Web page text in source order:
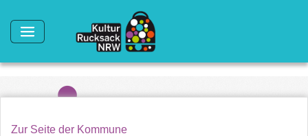
Zur Seite der Kommune